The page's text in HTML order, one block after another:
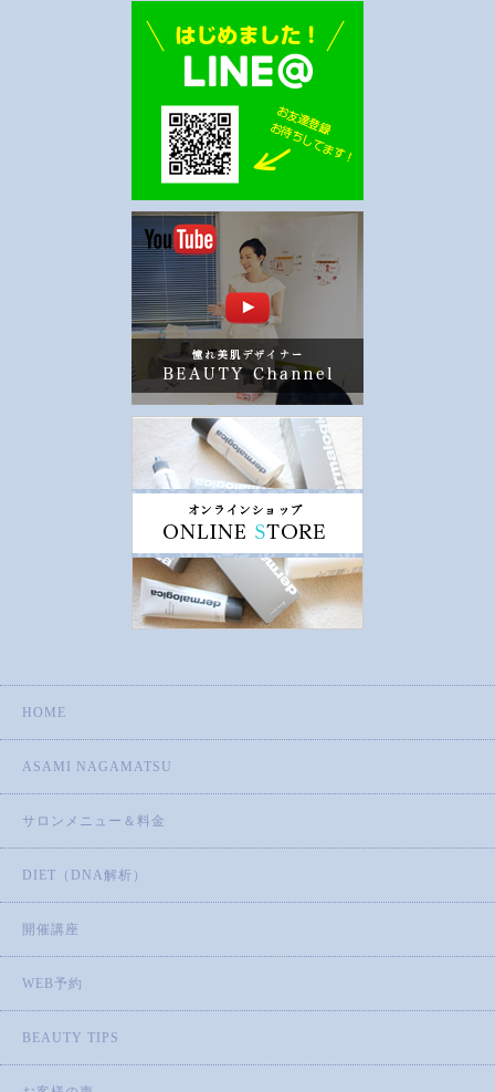
HOME
ASAMI NAGAMATSU
サロンメニュー＆料金
DIET（DNA解析）
開催講座
WEB予約
BEAUTY TIPS